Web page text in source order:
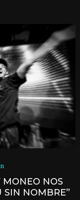
MONEO NOS
SIN NOMBRE”